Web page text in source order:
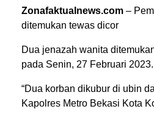
Zonafaktualnews.com –
ditemukan tewas dicor
Dua jenazah wanita
pada Senin, 27 Februari 2023.
“Dua korban dikubur di ubin
Kapolres Metro Bekasi Kota